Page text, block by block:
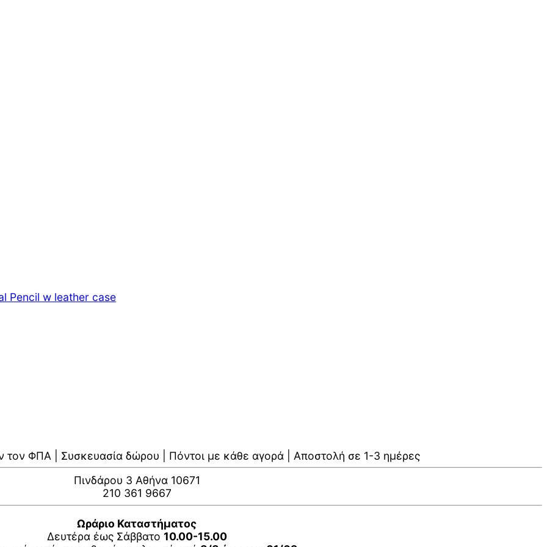
Pencil w leather case
τον ΦΠΑ | Συσκευασία δώρου | Πόντοι με κάθε αγορά | Αποστολή σε 1-3 ημέρες
Πινδάρου 3 Αθήνα 10671
210 361 9667
Ωράριο Καταστήματος
Δευτέρα έως Σάββατο 10.00-15.00